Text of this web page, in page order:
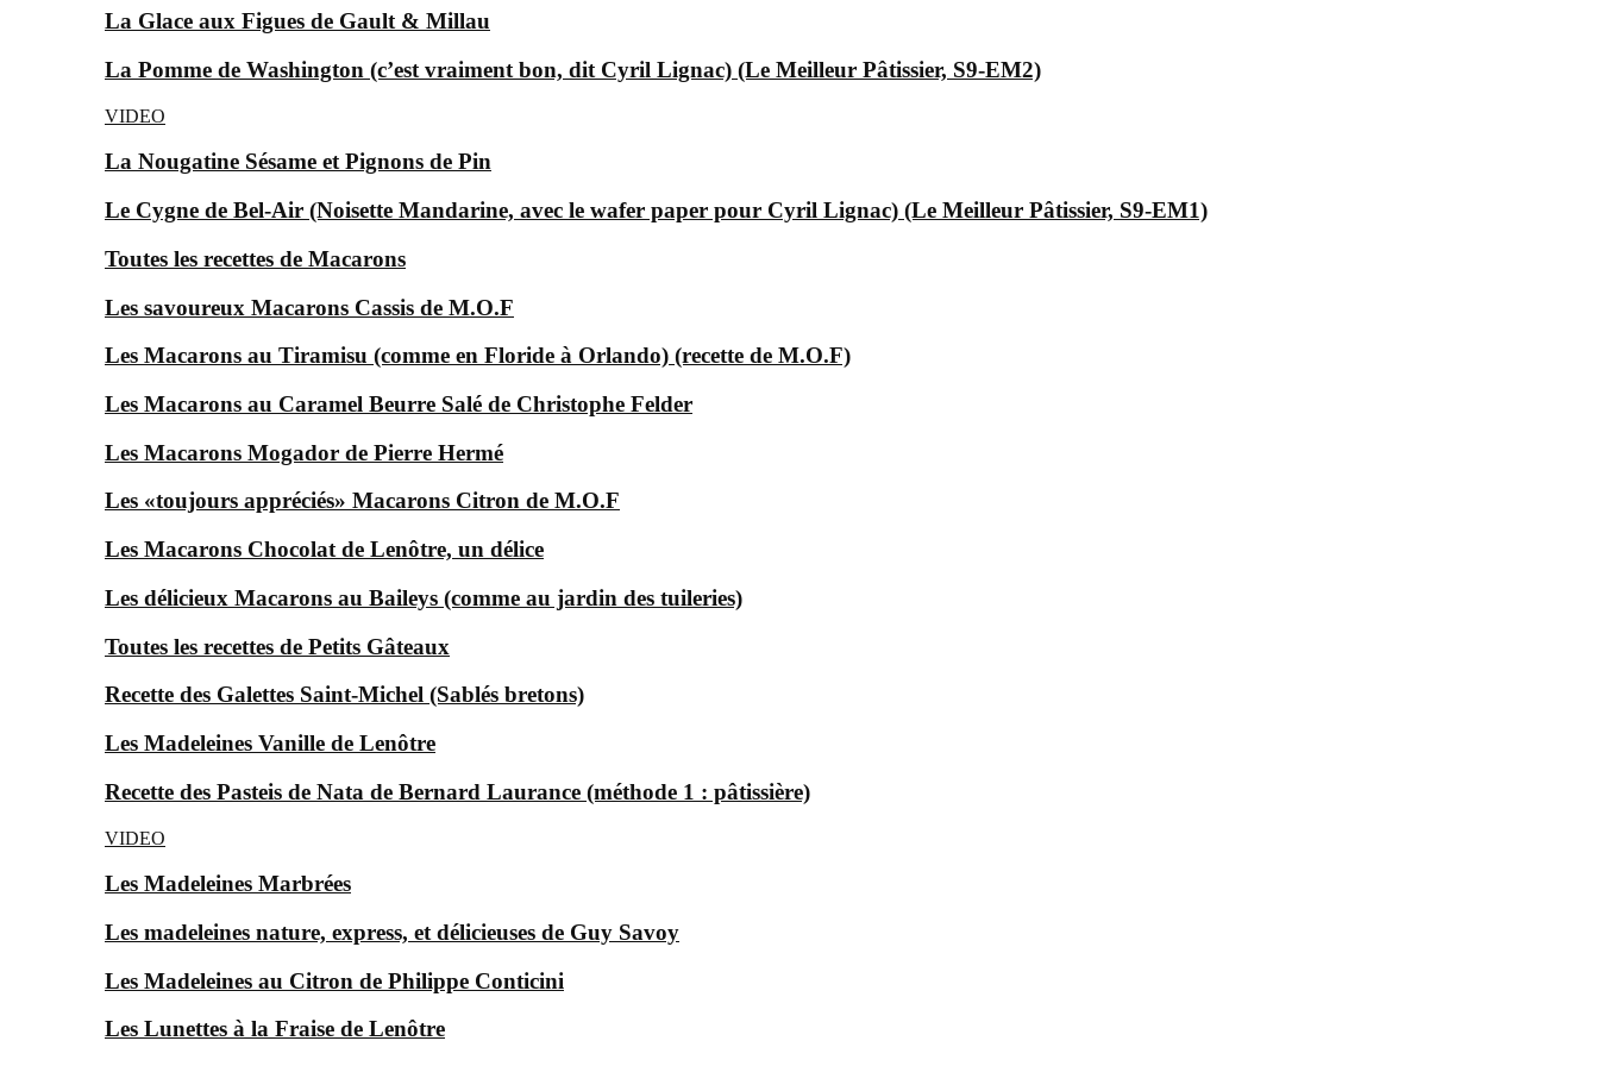
La Glace aux Figues de Gault & Millau
La Pomme de Washington (c’est vraiment bon, dit Cyril Lignac) (Le Meilleur Pâtissier, S9-EM2)
VIDEO
La Nougatine Sésame et Pignons de Pin
Le Cygne de Bel-Air (Noisette Mandarine, avec le wafer paper pour Cyril Lignac) (Le Meilleur Pâtissier, S9-EM1)
Toutes les recettes de Macarons
Les savoureux Macarons Cassis de M.O.F
Les Macarons au Tiramisu (comme en Floride à Orlando) (recette de M.O.F)
Les Macarons au Caramel Beurre Salé de Christophe Felder
Les Macarons Mogador de Pierre Hermé
Les «toujours appréciés» Macarons Citron de M.O.F
Les Macarons Chocolat de Lenôtre, un délice
Les délicieux Macarons au Baileys (comme au jardin des tuileries)
Toutes les recettes de Petits Gâteaux
Recette des Galettes Saint-Michel (Sablés bretons)
Les Madeleines Vanille de Lenôtre
Recette des Pasteis de Nata de Bernard Laurance (méthode 1 : pâtissière)
VIDEO
Les Madeleines Marbrées
Les madeleines nature, express, et délicieuses de Guy Savoy
Les Madeleines au Citron de Philippe Conticini
Les Lunettes à la Fraise de Lenôtre